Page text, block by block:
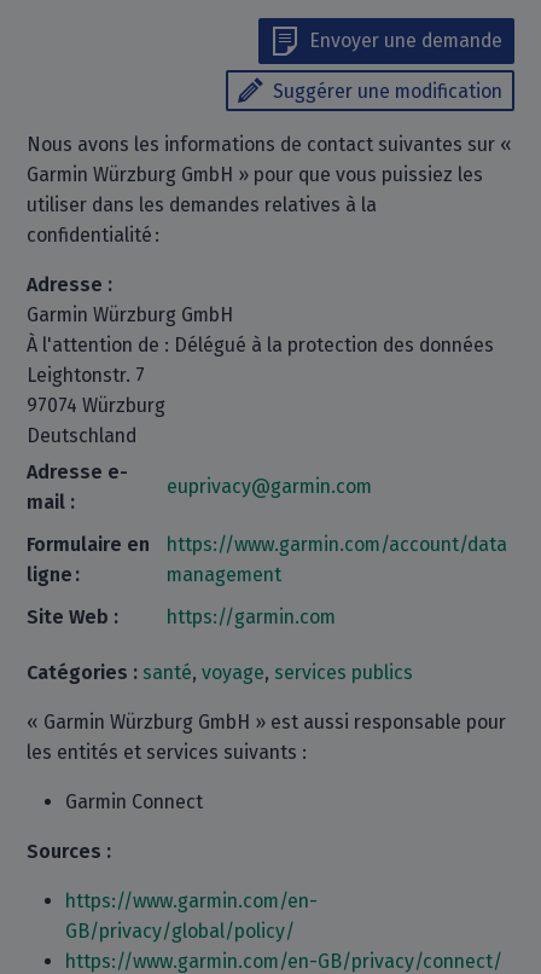
Envoyer une demande
Suggérer une modification
Nous avons les informations de contact suivantes sur «
Garmin Würzburg GmbH » pour que vous puissiez les
utiliser dans les demandes relatives à la
confidentialité :
Adresse :
Garmin Würzburg GmbH
À l'attention de : Délégué à la protection des données
Leightonstr. 7
97074 Würzburg
Deutschland
Adresse e-
mail :
euprivacy@garmin.com
Formulaire en
ligne :
https://www.garmin.com/account/data
management
Site Web :
https://garmin.com
Catégories : santé,voyage, services publics
« Garmin Würzburg GmbH » est aussi responsable pour
les entités et services suivants :
Garmin Connect
Sources :
https://www.garmin.com/en-
GB/privacy/global/policy/
https://www.garmin.com/en-GB/privacy/connect/